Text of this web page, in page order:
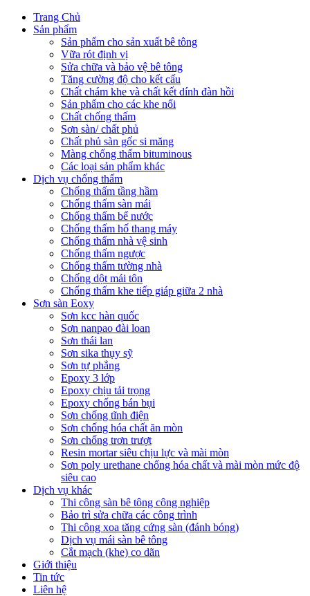
Trang Chủ
Sản phẩm
Sản phẩm cho sản xuất bê tông
Vữa rót định vị
Sửa chữa và bảo vệ bê tông
Tăng cường độ cho kết cấu
Chất chám khe và chất kết dính đàn hồi
Sản phẩm cho các khe nối
Chất chống thấm
Sơn sàn/ chất phủ
Chất phủ sàn gốc si măng
Màng chống thấm bituminous
Các loại sản phẩm khác
Dịch vụ chống thấm
Chống thấm tầng hầm
Chống thấm sàn mái
Chống thấm bể nước
Chống thấm hố thang máy
Chống thấm nhà vệ sinh
Chống thấm ngược
Chống thấm tường nhà
Chống dột mái tôn
Chống thấm khe tiếp giáp giữa 2 nhà
Sơn sàn Eoxy
Sơn kcc hàn quốc
Sơn nanpao đài loan
Sơn thái lan
Sơn sika thụy sỹ
Sơn tự phẳng
Epoxy 3 lớp
Epoxy chịu tải trọng
Epoxy chống bán bụi
Sơn chống tĩnh điện
Sơn chống hóa chất ăn mòn
Sơn chống trơn trượt
Resin mortar siêu chịu lực và mài mòn
Sơn poly urethane chống hóa chất và mài mòn mức độ
siêu cao
Dịch vụ khác
Thi công sàn bê tông công nghiệp
Bảo trì sửa chữa các công trình
Thi công xoa tăng cứng sàn (đánh bóng)
Dịch vụ mái sàn bê tông
Cắt mạch (khe) co dãn
Giới thiệu
Tin tức
Liên hệ